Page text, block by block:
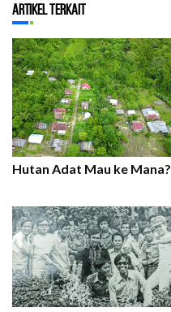
Artikel Terkait
Hutan Adat Mau ke Mana?